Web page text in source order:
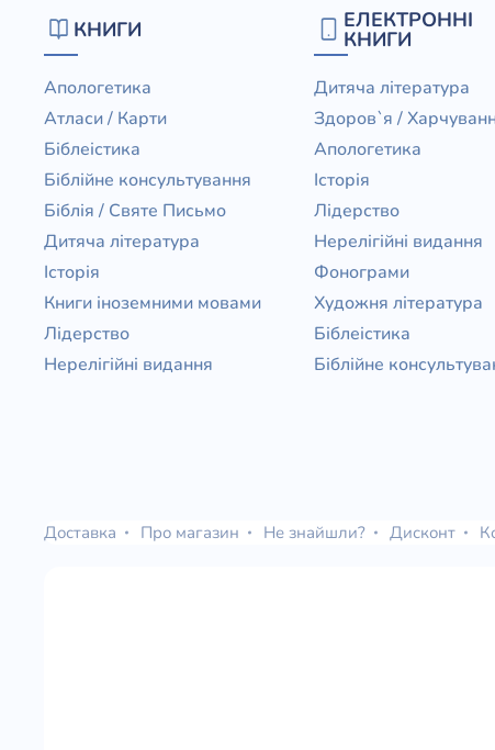
КНИГИ
Апологетика
Атласи / Карти
Біблеістика
Біблійне консультування
Біблія / Святе Письмо
Дитяча література
Історія
Книги іноземними мовами
Лідерство
Нерелігійні видання
ЕЛЕКТРОННІ
КНИГИ
Дитяча література
Здоров`я /
Апологетика
Історія
Лідерство
Нерелігійні видання
Фонограми
Художня література
Біблеістика
Біблійне
Доставка Про магазин Не знайшли? Дисконт